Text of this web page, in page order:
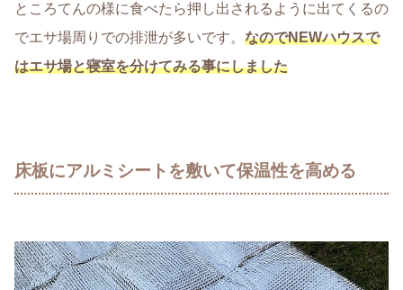
ところてんの様に食べたら押し出されるように出てくるの
でエサ場周りでの排泄が多いです。 なのでNEWハウスで
はエサ場と寝室を分けてみる事にしました
床板にアルミシートを敷いて保温性を高める